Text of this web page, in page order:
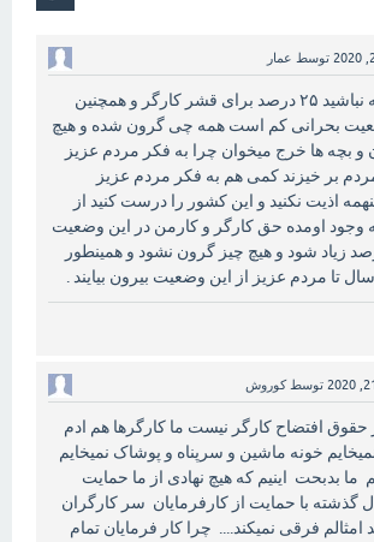
توسط عمار
سلام علیکم خسته نباشید ۲۵ درصد برای قشر کارگر و همچنین
بحرانی کم است همه چی گرون شده و هیچ
بچه ها خرج میخوان چرا به فکر مردم عزیز
مردم بر خیزند کمی هم به فکر مردم عزیز
اذیت نکنید و این کشور را درست کنید از
وجود اومده حق کارگر و کارمن در این وضعیت
باید ۶۰ درصد زیاد شود و هیچ چیز گرون نشود و همینطور
توسطکوروش
افتضاح کارگر نیست ما کارگرها هم ادم
خونه ماشین و سرپناه و پوشاک نمیخایم
ما بدبحت اینیم که هیچ نهادی از ما حمایت
گذشته با حمایت از کارفرمایان سر کارگران
فرقی نمیکند.... چرا کار فرمایان تمام